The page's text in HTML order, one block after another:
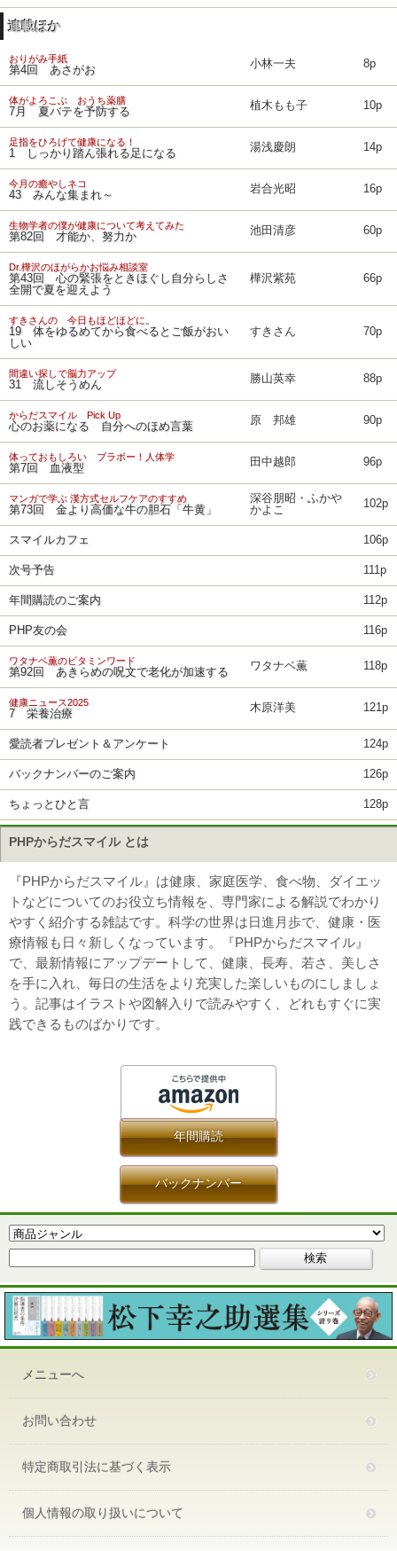
連載ほか
おりがみ手紙
第4回 あさがお 小林一夫 8p
体がよろこぶ おうち薬膳
7月 夏バテを予防する 植木もも子 10p
足指をひろげて健康になる！
1 しっかり踏ん張れる足になる 湯浅慶朗 14p
今月の癒やしネコ
43 みんな集まれ～ 岩合光昭 16p
生物学者の僕が健康について考えてみた
第82回 才能か、努力か 池田清彦 60p
Dr.樺沢のほがらかお悩み相談室
第43回 心の緊張をときほぐし自分らしさ
全開で夏を迎えよう
樺沢紫苑 66p
すきさんの 今日もほどほどに。
19 体をゆるめてから食べるとご飯がおい
しい
すきさん 70p
間違い探しで脳力アップ
31 流しそうめん 勝山英幸 88p
からだスマイル Pick Up
心のお薬になる 自分へのほめ言葉 原 邦雄 90p
体っておもしろい ブラボー！人体学
第7回 血液型 田中越郎 96p
マンガで学ぶ 漢方式セルフケアのすすめ
第73回 金より高価な牛の胆石「牛黄」
深谷朋昭・ふかや
かよこ
102p
スマイルカフェ 106p
次号予告 111p
年間購読のご案内 112p
PHP友の会 116p
ワタナベ薫のビタミンワード
第92回 あきらめの呪文で老化が加速する ワタナベ薫 118p
健康ニュース2025
7 栄養治療 木原洋美 121p
愛読者プレゼント＆アンケート 124p
バックナンバーのご案内 126p
ちょっとひと言 128p
PHPからだスマイル とは
『PHPからだスマイル』は健康、家庭医学、食べ物、ダイエッ
トなどについてのお役立ち情報を、専門家による解説でわかり
やすく紹介する雑誌です。科学の世界は日進月歩で、健康・医
療情報も日々新しくなっています。『PHPからだスマイル』
で、最新情報にアップデートして、健康、長寿、若さ、美しさ
を手に入れ、毎日の生活をより充実した楽しいものにしましょ
う。記事はイラストや図解入りで読みやすく、どれもすぐに実
践できるものばかりです。
年間購読
バックナンバー
メニューへ
お問い合わせ
特定商取引法に基づく表示
個人情報の取り扱いについて